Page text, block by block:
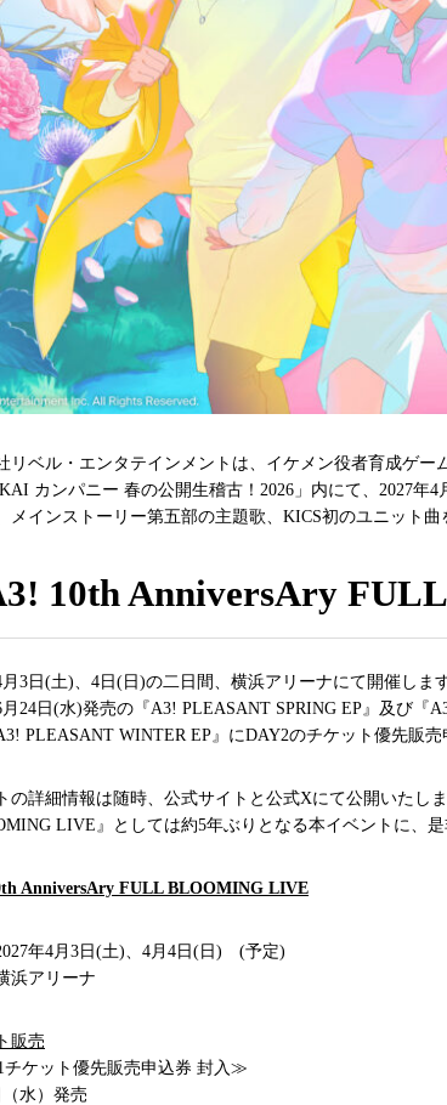
リベル・エンタテインメントは、イケメン役者育成ゲ
カンパニー 春の公開生稽古！2026」内にて、2027
メインストーリー第五部の主題歌、KICS初のユニット曲
10th AnniversAry
月3日(土)、4日(日)の二日間、横浜アリーナにて開催します
月24日(水)発売の『A3! PLEASANT SPRING EP』及び『
PLEASANT WINTER EP』にDAY2のチケット優先販売
の詳細情報は随時、公式サイトと公式Xにて公開いたしま
LIVE』としては約5年ぶりとなる本イベントに、是
AnniversAry FULL BLOOMING LIVE
年4月3日(土)、4月4日(日) (予定)
浜アリーナ
販売
ケット優先販売申込券 封入≫
水）発売